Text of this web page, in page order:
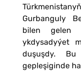
Gurbanguly
bilen gelen
ykdysadyýet
duşuşdy.
gepleşiginde